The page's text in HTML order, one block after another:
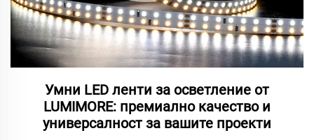
Умни LED ленти за осветление от
LUMIMORE: премиално качество и
универсалност за вашите проекти